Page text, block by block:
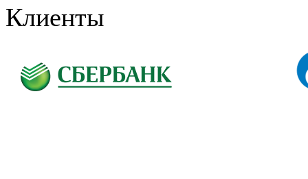
Клиенты